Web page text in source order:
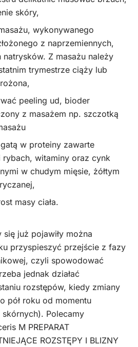
skóry,
wykonywanego
z naprzemiennych,
natrysków. Z masażu należy
trymestrze ciąży lub
peeling ud, bioder
z masażem np. szczotką
w proteiny zawarte
rybach, witaminy oraz cynk
w chudym mięsie, żółtym
masy ciała.
już pojawiły można
przyspieszyć przejście z fazy
czyli spowodować
jednak działać
rozstępów, kiedy zmiany
pół roku od momentu
Polecamy
M PREPARAT
ROZSTĘPY I BLIZNY